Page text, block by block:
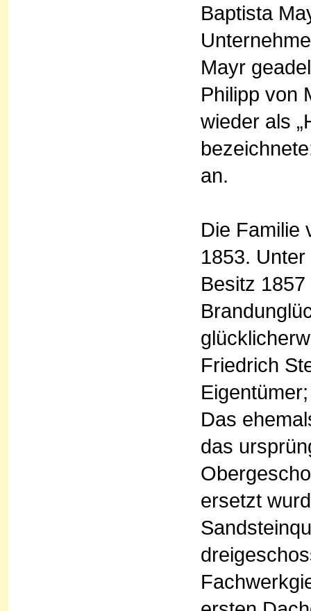
Baptista
Mayr
Philipp von
wieder als
an.
Die Familie
1853.
Besitz
Friedrich
Das
das
ersetzt